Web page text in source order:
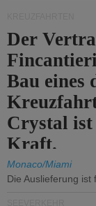
Der
Bau eines
Crystal
Kraft.
Monaco/Miami
Die Auslieferung ist